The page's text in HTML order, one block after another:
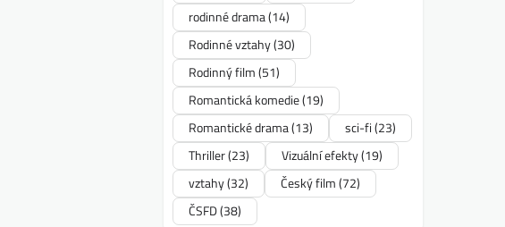
rodinné drama(14)
Rodinné vztahy(30)
Rodinný film(51)
Romantická komedie(19)
Romantické drama(13) sci-fi(23)
Thriller(23) Vizuální efekty(19)
vztahy(32) Český film(72)
ČSFD(38)